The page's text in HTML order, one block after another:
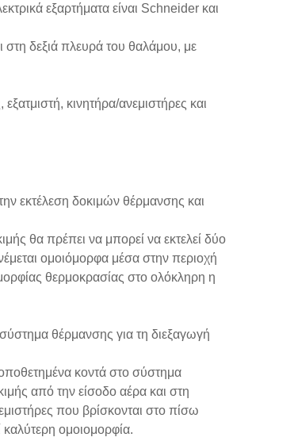
εξαρτήματα είναι Schneider και
δεξιά πλευρά του θαλάμου, με
κινητήρα/ανεμιστήρες και
εκτέλεση δοκιμών θέρμανσης και
θα πρέπει να μπορεί να εκτελεί δύο
ομοιόμορφα μέσα στην περιοχή
θερμοκρασίας στο ολόκληρη η
θέρμανσης για τη διεξαγωγή
κοντά στο σύστημα
από την είσοδο αέρα και στη
που βρίσκονται στο πίσω
καλύτερη ομοιομορφία.